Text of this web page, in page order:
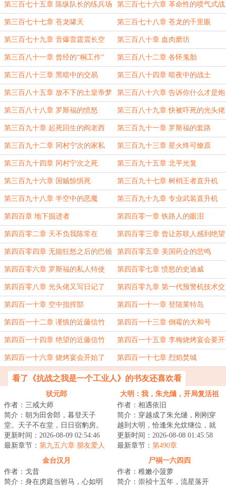
第三百七十五章 陈纵队长的练兵场 第三百七十六章 革命性的喷气式战
斗机
第三百七十七章 苍龙啸天 第三百七十八章 苍龙的千里眼
第三百七十九章 音爆雷霆震长空 第三百八十章 血肉磨坊
第三百八十一章 曾经的“桐工作” 第三百八十二章 各怀鬼胎
第三百八十三章 黑暗中的交易 第三百八十四章 暗夜中的战士
第三百八十五章 放不下的土皇帝梦 第三百八十六章 告诉你什么才是炮
兵
第三百八十八章 罗斯福的愤怒 第三百八十九章 快被吓死的光头佬
第三百九十章 起死回生的阎老西 第三百九十一章 罗斯福的套路
第三百九十二章 冈村宁次的家私 第三百九十三章 星火终可燎原
第三百九十四章 冈村宁次之死 第三百九十五章 北平光复
第三百九十六章 国贼惊惧死 第三百九十七章 树梢王者直升机
第三百九十八章 半空中的恶魔 第三百九十九章 专业武装直升机
第四百章 地下掘进者 第四百零一章 铁路人的眼泪
第四百零二章 天不负我陈常在 第四百零三章 曾让苏联人感到绝望
的钢带
第四百零四章 无能狂怒之后的巴顿 第四百零五章 美国药企的悲鸣
第四百零六章 罗斯福的私人特使 第四百零七章 愤怒的史迪威
第四百零八章 光头佬又写日记了 第四百零九章 第一代预警机技术交
流会
第四百一十章 空中指挥部 第四百一十一章 登陆莱特岛
第四百一十二章 谨慎的近藤信竹 第四百一十三章 倒霉的大和号
第四百一十四章 绝望的近藤信竹 第四百一十五章 李梅烧烤宴会要开
始了
第四百一十六章 烧烤宴会开始了 第四百一十七章 烈焰焚城
看了《抗战之我是一个工业人》的书友还喜欢看
状元郎
作者：三戒大师
简介：朝为田舍郎，暮登天子
堂。天子不在堂，日日宿豹房。
~~~~~~唐寅：义父拯救了我。王
守仁：要不是他救...
更新时间：2026-08-09 02:54:46
最新章节： 第九五六章 朋友爱人
大明：我，朱允熥，开局复活祖
作者：相遇依旧
简介：穿越成了朱允熥，刚刚穿
越到大明，恰逢朱允炆继位，就
要拿自己开刀，三日后问斩；本
想做一个逍遥王...
更新时间：2026-08-08 01:45:58
最新章节： 第490章
金台汉月
作者：戈昔
简介：身在虏庭当驸马，心如明
尸祸一六四四
作者：稚嫩小菠萝
简介：崇祯十五年，流星落开